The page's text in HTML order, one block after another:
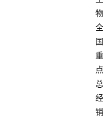
物
全
国
重
点
总
经
销